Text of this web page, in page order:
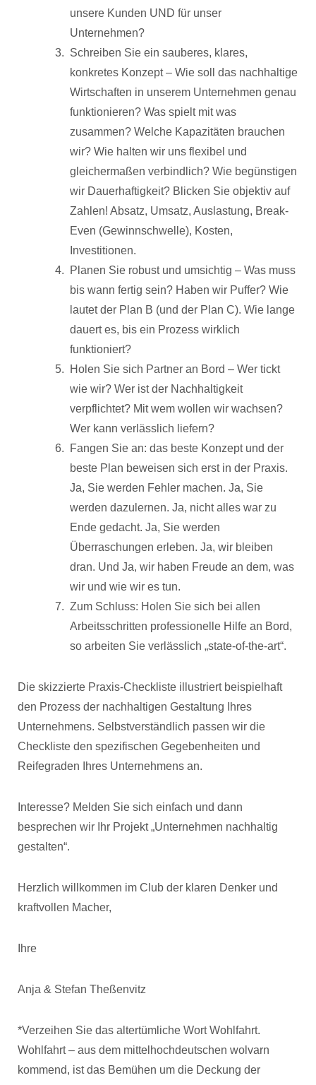
unsere Kunden UND für unser
Unternehmen?
Schreiben Sie ein sauberes, klares,
konkretes Konzept – Wie soll das nachhaltige
Wirtschaften in unserem Unternehmen genau
funktionieren? Was spielt mit was
zusammen? Welche Kapazitäten brauchen
wir? Wie halten wir uns flexibel und
gleichermaßen verbindlich? Wie begünstigen
wir Dauerhaftigkeit? Blicken Sie objektiv auf
Zahlen! Absatz, Umsatz, Auslastung, Break-
Even (Gewinnschwelle), Kosten,
Investitionen.
Planen Sie robust und umsichtig – Was muss
bis wann fertig sein? Haben wir Puffer? Wie
lautet der Plan B (und der Plan C). Wie lange
dauert es, bis ein Prozess wirklich
funktioniert?
Holen Sie sich Partner an Bord – Wer tickt
wie wir? Wer ist der Nachhaltigkeit
verpflichtet? Mit wem wollen wir wachsen?
Wer kann verlässlich liefern?
Fangen Sie an: das beste Konzept und der
beste Plan beweisen sich erst in der Praxis.
Ja, Sie werden Fehler machen. Ja, Sie
werden dazulernen. Ja, nicht alles war zu
Ende gedacht. Ja, Sie werden
Überraschungen erleben. Ja, wir bleiben
dran. Und Ja, wir haben Freude an dem, was
wir und wie wir es tun.
Zum Schluss: Holen Sie sich bei allen
Arbeitsschritten professionelle Hilfe an Bord,
so arbeiten Sie verlässlich „state-of-the-art“.
Die skizzierte Praxis-Checkliste illustriert beispielhaft
den Prozess der nachhaltigen Gestaltung Ihres
Unternehmens. Selbstverständlich passen wir die
Checkliste den spezifischen Gegebenheiten und
Reifegraden Ihres Unternehmens an.
Interesse? Melden Sie sich einfach und dann
besprechen wir Ihr Projekt „Unternehmen nachhaltig
gestalten“.
Herzlich willkommen im Club der klaren Denker und
kraftvollen Macher,
Ihre
Anja & Stefan Theßenvitz
*Verzeihen Sie das altertümliche Wort Wohlfahrt.
Wohlfahrt – aus dem mittelhochdeutschen wolvarn
kommend, ist das Bemühen um die Deckung der